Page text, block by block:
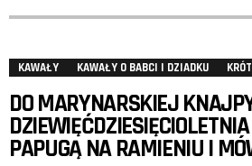
KAWAŁY KAWAŁY O BABCI I DZIADKU
DO MARYNARSKIEJ
PAPUGĄ NA RAMIENIU I